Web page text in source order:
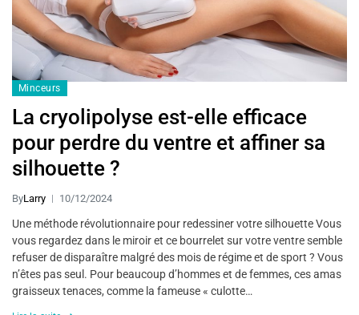
Minceurs
La cryolipolyse est-elle efficace
pour perdre du ventre et affiner sa
silhouette ?
ByLarry 10/12/2024
Une méthode révolutionnaire pour redessiner votre silhouette Vous
vous regardez dans le miroir et ce bourrelet sur votre ventre semble
refuser de disparaître malgré des mois de régime et de sport ? Vous
n’êtes pas seul. Pour beaucoup d’hommes et de femmes, ces amas
graisseux tenaces, comme la fameuse « culotte…